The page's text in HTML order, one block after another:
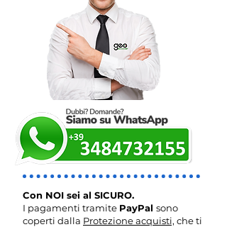
Con NOI sei al SICURO.
I pagamenti tramite PayPal sono
coperti dalla Protezione acquisti, che ti